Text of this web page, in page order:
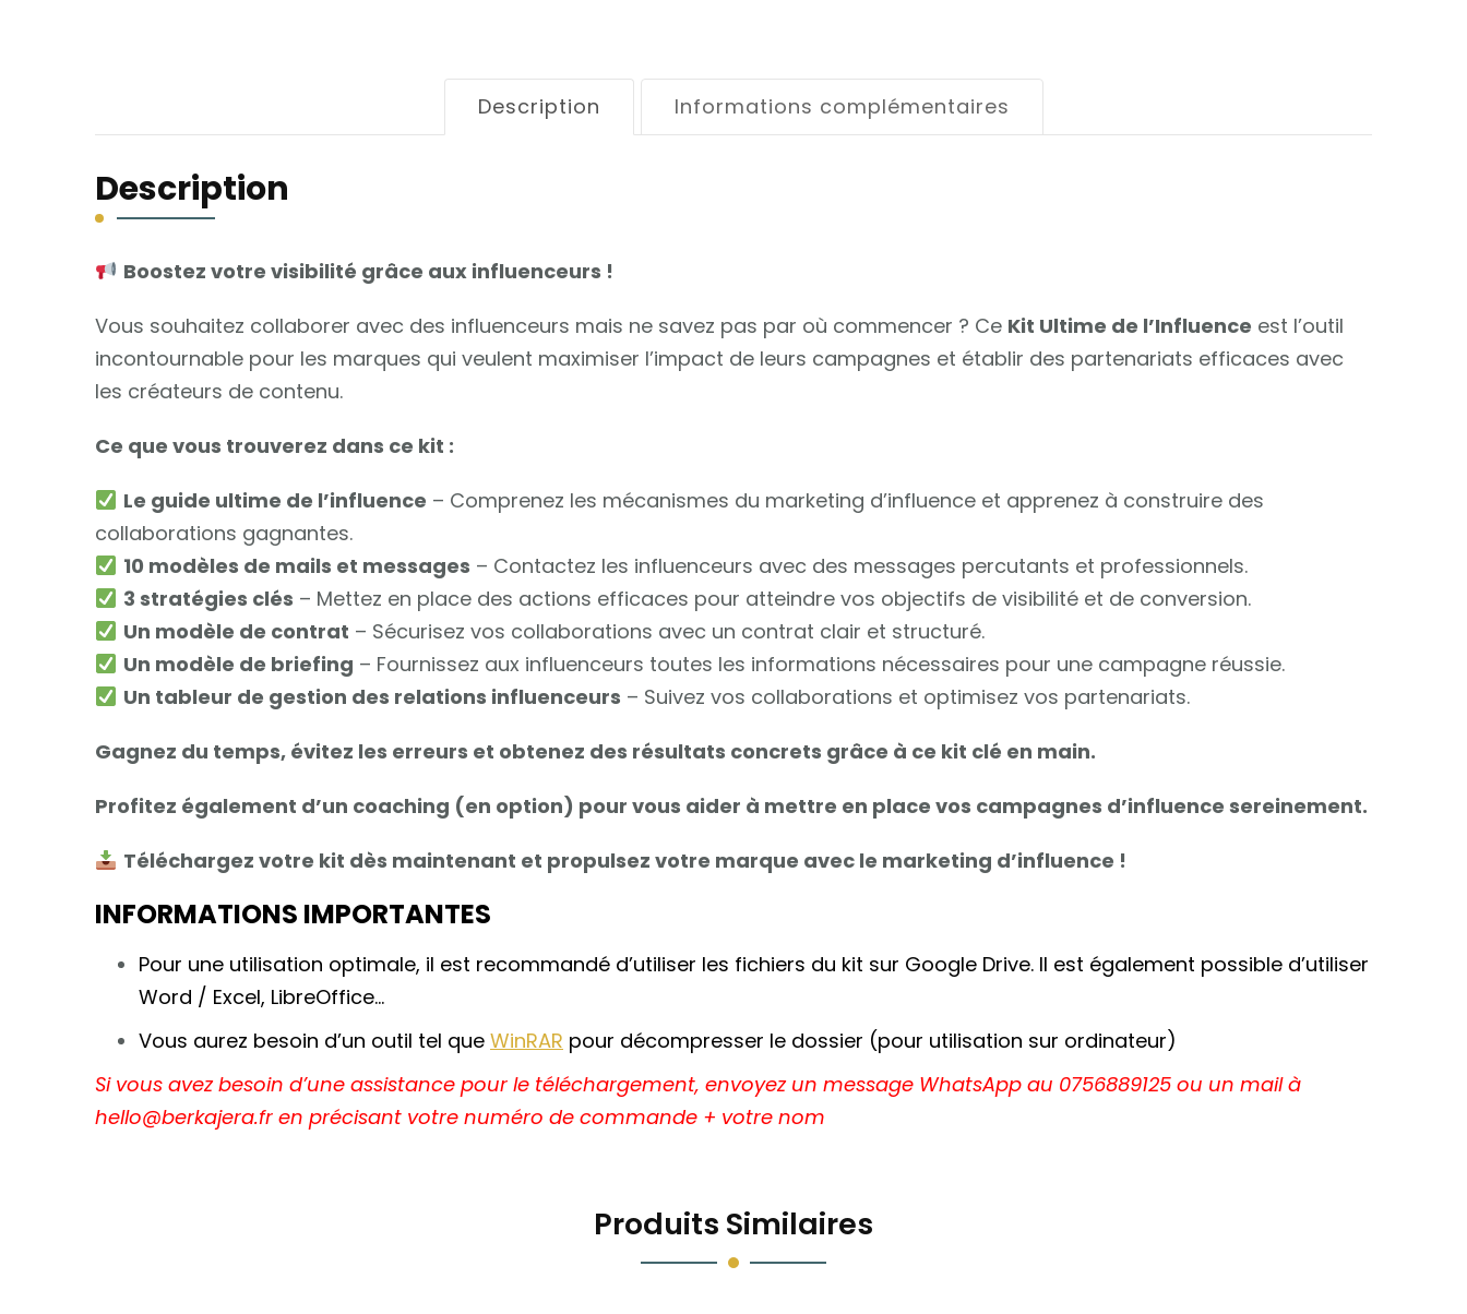
Description Informations complémentaires
Description
Boostez votre visibilité grâce aux influenceurs !
Vous souhaitez collaborer avec des influenceurs mais ne savez pas par où commencer ? Ce Kit Ultime de l’Influence est l’outil
incontournable pour les marques qui veulent maximiser l’impact de leurs campagnes et établir des partenariats efficaces avec
les créateurs de contenu.
Ce que vous trouverez dans ce kit :
Le guide ultime de l’influence – Comprenez les mécanismes du marketing d’influence et apprenez à construire des
collaborations gagnantes.
10 modèles de mails et messages – Contactez les influenceurs avec des messages percutants et professionnels.
3 stratégies clés – Mettez en place des actions efficaces pour atteindre vos objectifs de visibilité et de conversion.
Un modèle de contrat – Sécurisez vos collaborations avec un contrat clair et structuré.
Un modèle de briefing – Fournissez aux influenceurs toutes les informations nécessaires pour une campagne réussie.
Un tableur de gestion des relations influenceurs – Suivez vos collaborations et optimisez vos partenariats.
Gagnez du temps, évitez les erreurs et obtenez des résultats concrets grâce à ce kit clé en main.
Profitez également d’un coaching (en option) pour vous aider à mettre en place vos campagnes d’influence sereinement.
Téléchargez votre kit dès maintenant et propulsez votre marque avec le marketing d’influence !
INFORMATIONS IMPORTANTES
Pour une utilisation optimale, il est recommandé d’utiliser les fichiers du kit sur Google Drive. Il est également possible d’utiliser
Word / Excel, LibreOffice…
Vous aurez besoin d’un outil tel que WinRAR pour décompresser le dossier (pour utilisation sur ordinateur)
Si vous avez besoin d’une assistance pour le téléchargement, envoyez un message WhatsApp au 0756889125 ou un mail à
hello@berkajera.fr en précisant votre numéro de commande + votre nom
Produits Similaires